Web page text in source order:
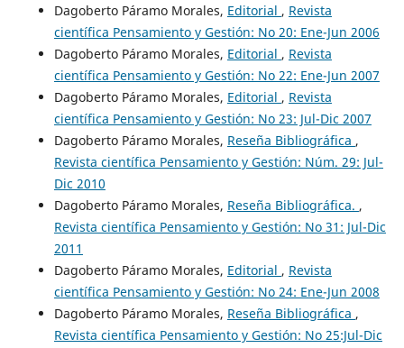
Dagoberto Páramo Morales, Editorial , Revista
científica Pensamiento y Gestión: No 20: Ene-Jun 2006
Dagoberto Páramo Morales, Editorial , Revista
científica Pensamiento y Gestión: No 22: Ene-Jun 2007
Dagoberto Páramo Morales, Editorial , Revista
científica Pensamiento y Gestión: No 23: Jul-Dic 2007
Dagoberto Páramo Morales, Reseña Bibliográfica ,
Revista científica Pensamiento y Gestión: Núm. 29: Jul-
Dic 2010
Dagoberto Páramo Morales, Reseña Bibliográfica. ,
Revista científica Pensamiento y Gestión: No 31: Jul-Dic
2011
Dagoberto Páramo Morales, Editorial , Revista
científica Pensamiento y Gestión: No 24: Ene-Jun 2008
Dagoberto Páramo Morales, Reseña Bibliográfica ,
Revista científica Pensamiento y Gestión: No 25:Jul-Dic